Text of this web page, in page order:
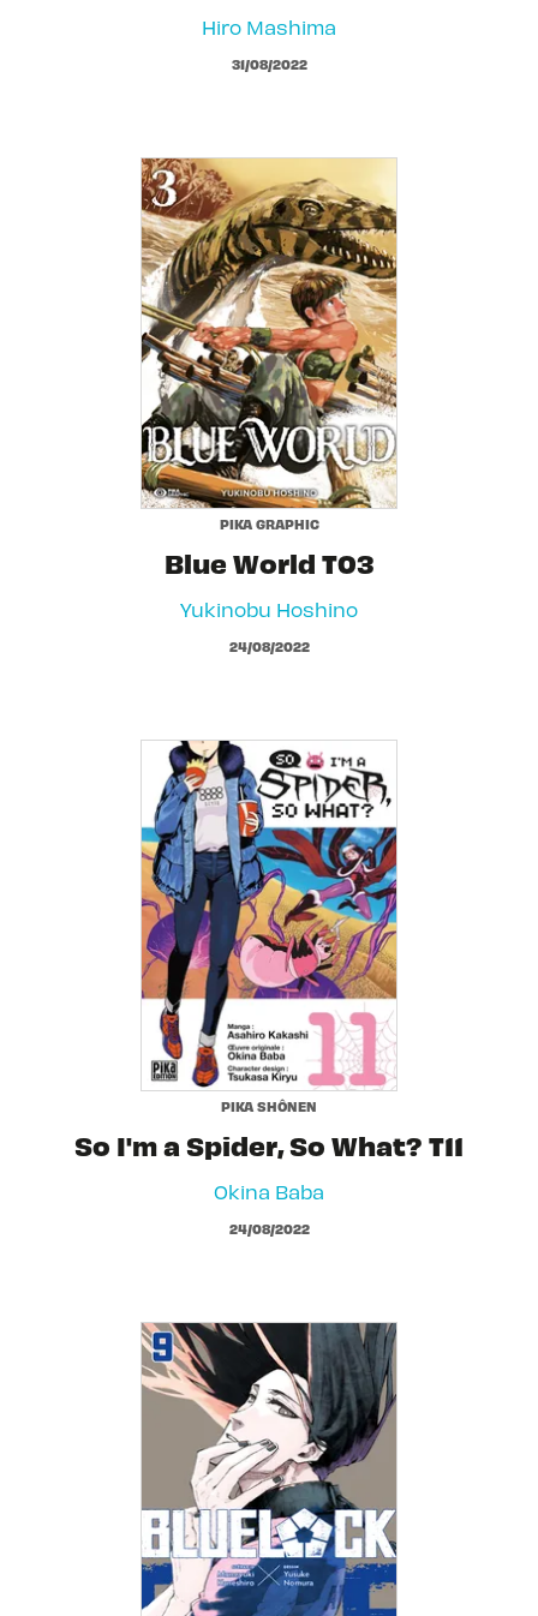
Hiro Mashima
31/08/2022
PIKA GRAPHIC
Blue World T03
Yukinobu Hoshino
24/08/2022
PIKA SHÔNEN
So I'm a Spider, So What? T11
Okina Baba
24/08/2022